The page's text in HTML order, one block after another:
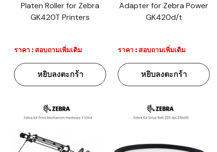
Platen Roller for Zebra
GK420T Printers
ราคา : สอบถามเพิ่มเติม
หยิบลงตะกร้า
Adapter for Zebra Power
GK420d/t
ราคา : สอบถามเพิ่มเติม
หยิบลงตะกร้า